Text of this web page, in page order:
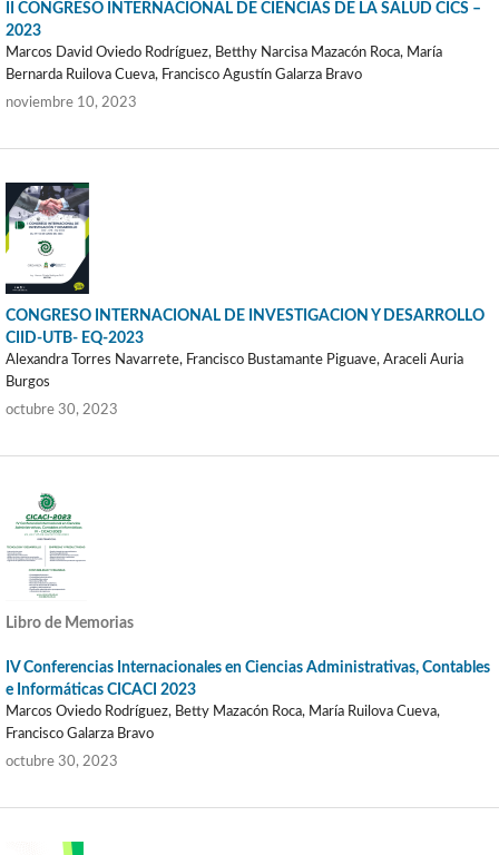
II CONGRESO INTERNACIONAL DE CIENCIAS DE LA SALUD CICS –
2023
Marcos David Oviedo Rodríguez, Betthy Narcisa Mazacón Roca, María
Bernarda Ruilova Cueva, Francisco Agustín Galarza Bravo
noviembre 10, 2023
CONGRESO INTERNACIONAL DE INVESTIGACION Y DESARROLLO
CIID-UTB- EQ-2023
Alexandra Torres Navarrete, Francisco Bustamante Piguave, Araceli Auria
Burgos
octubre 30, 2023
Libro de Memorias
IV Conferencias Internacionales en Ciencias Administrativas, Contables
e Informáticas CICACI 2023
Marcos Oviedo Rodríguez, Betty Mazacón Roca, María Ruilova Cueva,
Francisco Galarza Bravo
octubre 30, 2023